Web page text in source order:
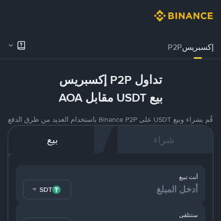
إكسبريسP2P
تداول P2P إكسبريس
بيع USDT مقابل AOA
قُم بشراء وبيع USDT على Binance P2P باستخدام العديد من طرق الدفع
شراء بيع
ستتلقى
أنت تبيع
USDT